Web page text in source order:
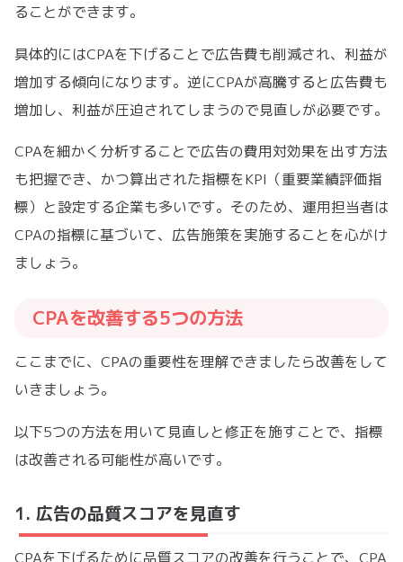
ることができます。
具体的にはCPAを下げることで広告費も削減され、利益が
増加する傾向になります。逆にCPAが高騰すると広告費も
増加し、利益が圧迫されてしまうので見直しが必要です。
CPAを細かく分析することで広告の費用対効果を出す方法
も把握でき、かつ算出された指標をKPI（重要業績評価指
標）と設定する企業も多いです。そのため、運用担当者は
CPAの指標に基づいて、広告施策を実施することを心がけ
ましょう。
CPAを改善する5つの方法
ここまでに、CPAの重要性を理解できましたら改善をして
いきましょう。
以下5つの方法を用いて見直しと修正を施すことで、指標
は改善される可能性が高いです。
1. 広告の品質スコアを見直す
CPAを下げるために品質スコアの改善を行うことで、CPA